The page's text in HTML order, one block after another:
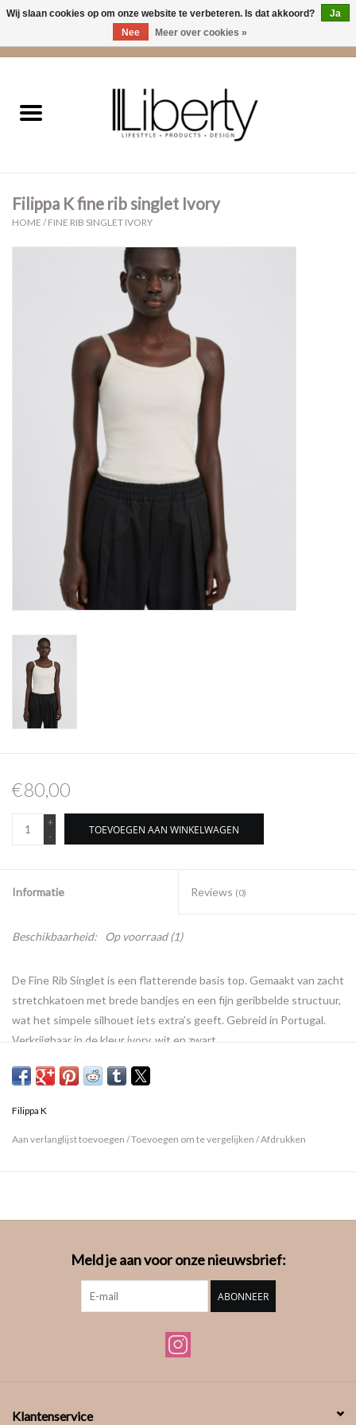
Kleding
Cadeaus
Cadeaubonnen
Filippa K fine rib singlet Ivory
HOME /FINE RIB SINGLET IVORY
€80,00
+
-
TOEVOEGEN AAN WINKELWAGEN
Informatie Reviews (0)
Beschikbaarheid: Op voorraad(1)
De Fine Rib Singlet is een flatterende basis top. Gemaakt van zacht
stretchkatoen met brede bandjes en een fijn geribbelde structuur,
wat het simpele silhouet iets extra’s geeft. Gebreid in Portugal.
Verkrijgbaar in de kleur ivory, wit en zwart.
Materiaal: 95% cotton, 5% elasthan.
Filippa K
Aan verlanglijst toevoegen /Toevoegen om te vergelijken /Afdrukken
Meld je aan voor onze nieuwsbrief:
ABONNEER
Klantenservice
Wij slaan cookies op om onze website te verbeteren. Is dat akkoord?
Ja
Nee
Meer over cookies »